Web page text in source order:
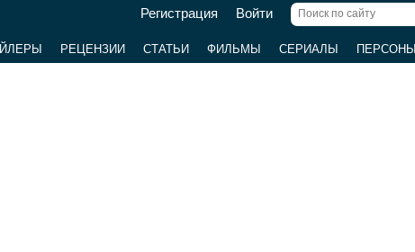
Регистрация Войти
РЕЦЕНЗИИ СТАТЬИ ФИЛЬМЫ СЕРИАЛЫ ПЕРСОНЫ